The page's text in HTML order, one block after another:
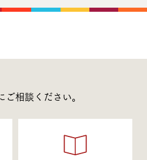
ご相談ください。